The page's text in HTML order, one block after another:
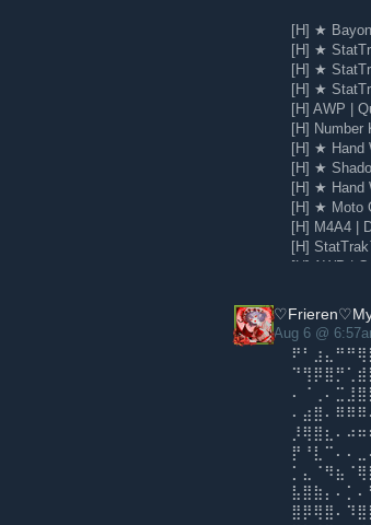
[H] ★
[H] ★
[H] ★
[H] ★
[H] AWP |
[H] Number
[H] ★ Hand
[H] ★
[H] ★ Hand
[H] ★ Moto
[H] M4A4 |
[H]
[H] AWP |
Aug 6 @